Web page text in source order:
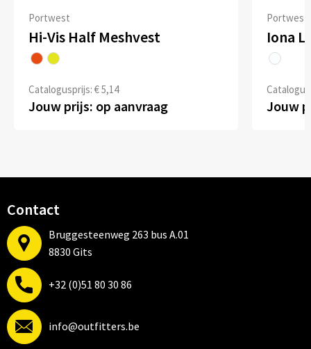
Portwest
Hi-Vis Half Meshvest
Catalogusprijs: € 5,14
Jouw prijs: op aanvraag
Portwest
Iona
Jouw
Contact
Bruggesteenweg 263 bus A.01
8830 Gits
+32 (0)51 80 30 86
info@outfitters.be